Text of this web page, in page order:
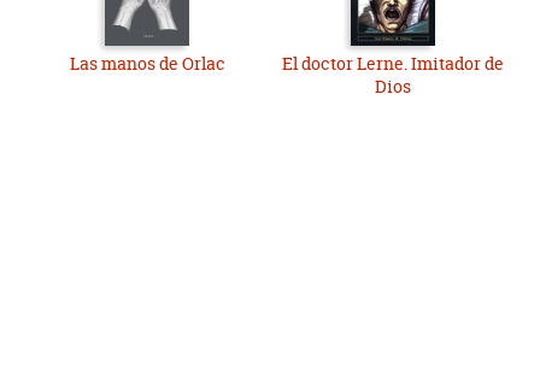
Las manos de Orlac
El doctor Lerne. Imitador de
Dios